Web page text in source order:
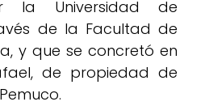
la Universidad de
de la Facultad de
y que se concretó en
de propiedad de